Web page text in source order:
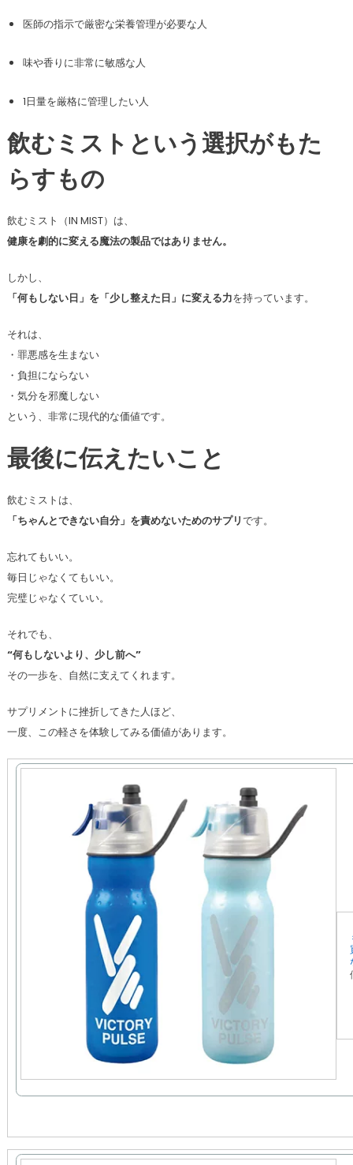
医師の指示で厳密な栄養管理が必要な人
味や香りに非常に敏感な人
1日量を厳格に管理したい人
飲むミストという選択がもた
らすもの
飲むミスト（IN MIST）は、
健康を劇的に変える魔法の製品ではありません。
しかし、
「何もしない日」を「少し整えた日」に変える力を持っています。
それは、
・罪悪感を生まない
・負担にならない
・気分を邪魔しない
という、非常に現代的な価値です。
最後に伝えたいこと
飲むミストは、
「ちゃんとできない自分」を責めないためのサプリです。
忘れてもいい。
毎日じゃなくてもいい。
完璧じゃなくていい。
それでも、
“何もしないより、少し前へ”
その一歩を、自然に支えてくれます。
サプリメントに挫折してきた人ほど、
一度、この軽さを体験してみる価値があります。